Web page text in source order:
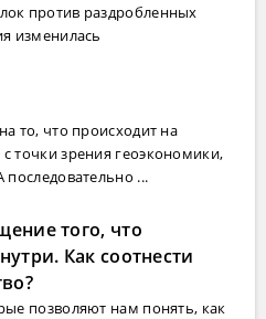
против раздробленных
изменилась
то, что происходит на
точки зрения геоэкономики,
...
того, что
Как соотнести
позволяют нам понять, как